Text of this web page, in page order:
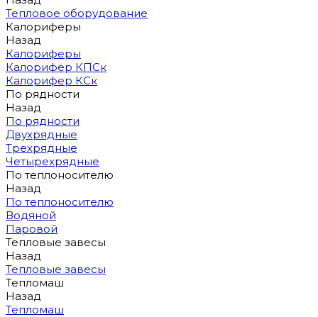
Тепловое оборудование
Калориферы
Назад
Калориферы
Калорифер КПСк
Калорифер КСк
По рядности
Назад
По рядности
Двухрядные
Трехрядные
Четырехрядные
По теплоносителю
Назад
По теплоносителю
Водяной
Паровой
Тепловые завесы
Назад
Тепловые завесы
Тепломаш
Назад
Тепломаш